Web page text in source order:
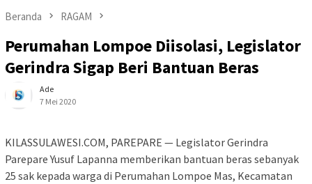
Beranda RAGAM
Perumahan Lompoe Diisolasi, Legislator
Gerindra Sigap Beri Bantuan Beras
Ade
7 Mei 2020
KILASSULAWESI.COM, PAREPARE — Legislator Gerindra
Parepare Yusuf Lapanna memberikan bantuan beras sebanyak
25 sak kepada warga di Perumahan Lompoe Mas, Kecamatan